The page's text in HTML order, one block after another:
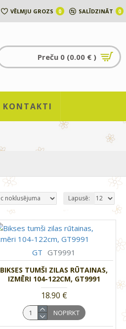
VĒLMJU GROZS 0 SALĪDZINĀT 0
Preču 0 (0.00 € )
KONTAKTI
Lapusē:
GT GT9991
BIKSES TUMŠI ZILAS RŪTAINAS,
IZMĒRI 104-122CM, GT9991
18.90 €
NOPIRKT